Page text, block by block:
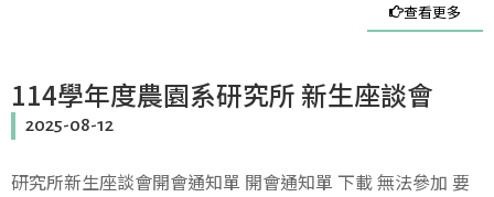
查看更多
114學年度農園系研究所 新生座談會
2025-08-12
研究所新生座談會開會通知單 開會通知單 下載 無法參加 要